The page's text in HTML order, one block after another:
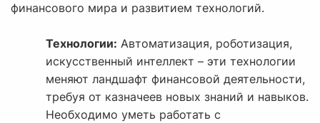
финансового мира и развитием технологий.
Технологии: Автоматизация, роботизация,
искусственный интеллект – эти технологии
меняют ландшафт финансовой деятельности,
требуя от казначеев новых знаний и навыков.
Необходимо уметь работать с